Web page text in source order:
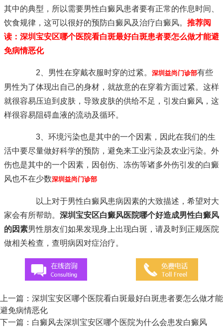
其中的典型，所以需要男性白癜风患者要有正常的作息时间、
饮食规律，这可以很好的预防白癜风及治疗白癜风。 推荐阅
读： 深圳宝安区哪个医院看白斑最好白斑患者要怎么做才能避
免病情恶化
2、男性在穿戴衣服时穿的过紧。 深圳益尚门诊部有些
男性为了体现出自己的身材，就故意的在穿着方面过紧。这样
就很容易压迫到皮肤，导致皮肤的供给不足，引发白癜风，这
样很容易阻碍血液的流动及循环。
3、环境污染也是其中的一个因素，因此在我们的生
活中要尽量做好科学的预防，避免来工业污染及农业污染。外
伤也是其中的一个因素，因创伤、冻伤等诸多外伤引发的白癜
风也不在少数深圳益尚门诊部
以上对于男性白癜风患病因素的大致描述，希望对大
家会有所帮助。 深圳宝安区白癜风医院哪个好造成男性白癜风
的因素男性朋友们如果发现身上出现白斑，请及时到正规医院
做相关检查，查明病因对症治疗。
上一篇： 深圳宝安区哪个医院看白斑最好白斑患者要怎么做才能
避免病情恶化
下一篇： 白癜风去深圳宝安区哪个医院为什么会患发白癜风